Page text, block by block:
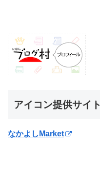
アイコン提供サイト
なかよしMarket